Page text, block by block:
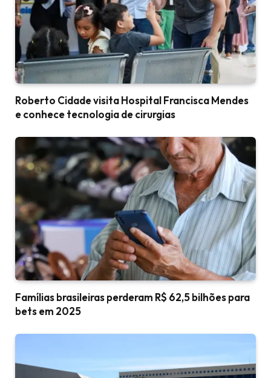
Roberto Cidade visita Hospital Francisca Mendes
e conhece tecnologia de cirurgias
Famílias brasileiras perderam R$ 62,5 bilhões para
bets em 2025